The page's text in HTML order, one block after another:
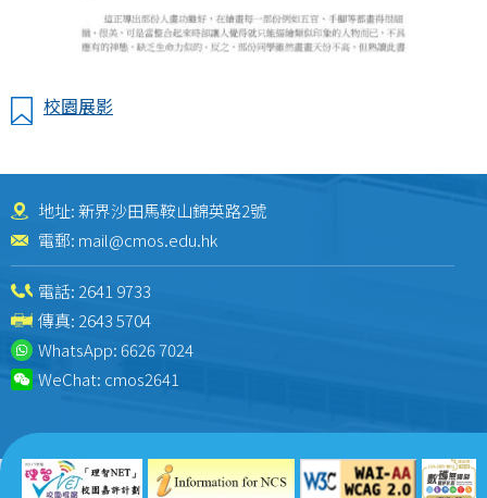
校園展影
地址: 新界沙田馬鞍山錦英路2號
電郵: mail@cmos.edu.hk
電話: 2641 9733
傳真: 2643 5704
WhatsApp:6626 7024
WeChat: cmos2641